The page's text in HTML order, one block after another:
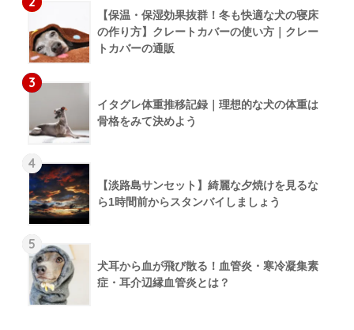
【保温・保湿効果抜群！冬も快適な犬の寝床
の作り方】クレートカバーの使い方｜クレー
トカバーの通販
3
イタグレ体重推移記録｜理想的な犬の体重は
骨格をみて決めよう
4
【淡路島サンセット】綺麗な夕焼けを見るな
ら1時間前からスタンバイしましょう
5
犬耳から血が飛び散る！血管炎・寒冷凝集素
症・耳介辺縁血管炎とは？